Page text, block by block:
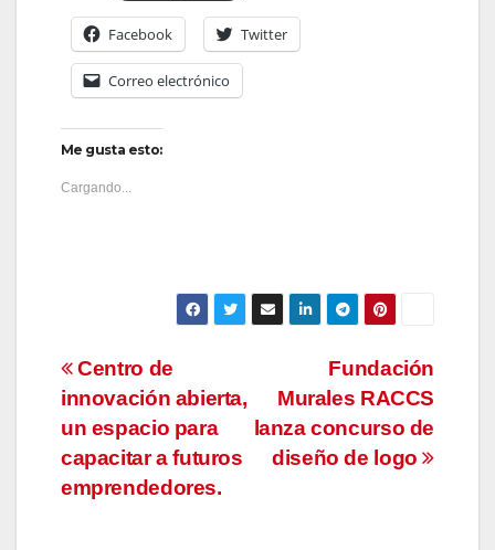
Facebook Twitter
Correo electrónico
Me gusta esto:
Cargando...
Navegación
de
entradas
Fundación
Murales RACCS
lanza concurso de
diseño de logo
Centro de
innovación abierta,
un espacio para
capacitar a futuros
emprendedores.